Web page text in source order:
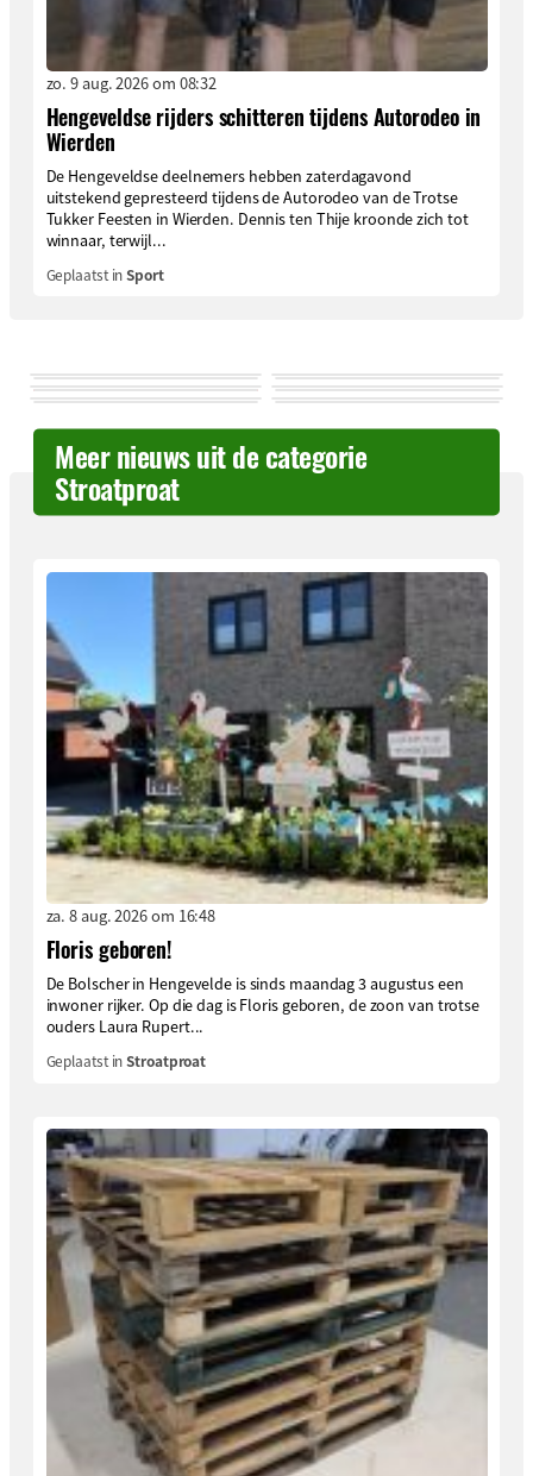
zo. 9 aug. 2026 om 08:32
Hengeveldse rijders schitteren tijdens Autorodeo in
Wierden
De Hengeveldse deelnemers hebben zaterdagavond
uitstekend gepresteerd tijdens de Autorodeo van de Trotse
Tukker Feesten in Wierden. Dennis ten Thije kroonde zich tot
winnaar, terwijl...
Geplaatst inSport
Meer nieuws uit de categorie
Stroatproat
za. 8 aug. 2026 om 16:48
Floris geboren!
De Bolscher in Hengevelde is sinds maandag 3 augustus een
inwoner rijker. Op die dag is Floris geboren, de zoon van trotse
ouders Laura Rupert...
Geplaatst inStroatproat